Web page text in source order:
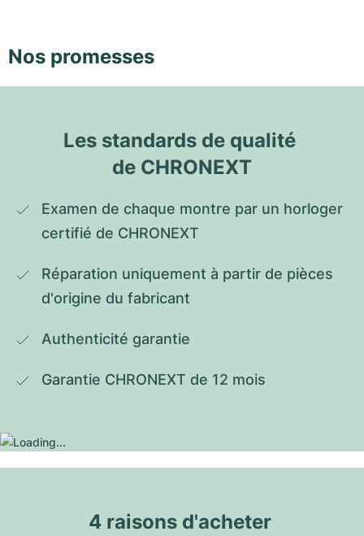
Nos promesses
Les standards de qualité
de CHRONEXT
Examen de chaque montre par un horloger
certifié de CHRONEXT
Réparation uniquement à partir de pièces
d'origine du fabricant
Authenticité garantie
Garantie CHRONEXT de 12 mois
4 raisons d'acheter